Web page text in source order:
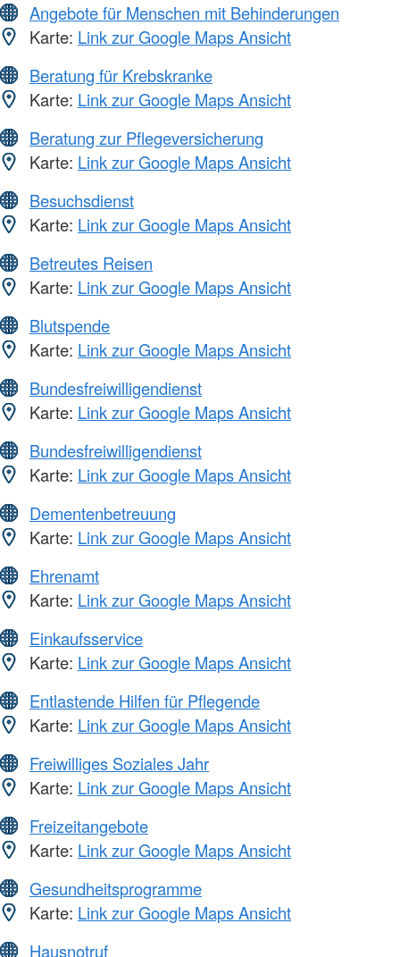
Angebote für Menschen mit Behinderungen
Karte: Link zur Google Maps Ansicht
Beratung für Krebskranke
Karte: Link zur Google Maps Ansicht
Beratung zur Pflegeversicherung
Karte: Link zur Google Maps Ansicht
Besuchsdienst
Karte: Link zur Google Maps Ansicht
Betreutes Reisen
Karte: Link zur Google Maps Ansicht
Blutspende
Karte: Link zur Google Maps Ansicht
Bundesfreiwilligendienst
Karte: Link zur Google Maps Ansicht
Bundesfreiwilligendienst
Karte: Link zur Google Maps Ansicht
Dementenbetreuung
Karte: Link zur Google Maps Ansicht
Ehrenamt
Karte: Link zur Google Maps Ansicht
Einkaufsservice
Karte: Link zur Google Maps Ansicht
Entlastende Hilfen für Pflegende
Karte: Link zur Google Maps Ansicht
Freiwilliges Soziales Jahr
Karte: Link zur Google Maps Ansicht
Freizeitangebote
Karte: Link zur Google Maps Ansicht
Gesundheitsprogramme
Karte: Link zur Google Maps Ansicht
Hausnotruf